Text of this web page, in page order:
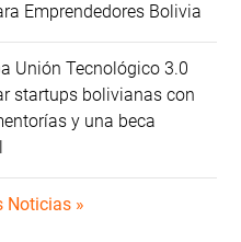
Emprendedores Bolivia
Unión Tecnológico 3.0
startups bolivianas con
y una beca
Noticias »